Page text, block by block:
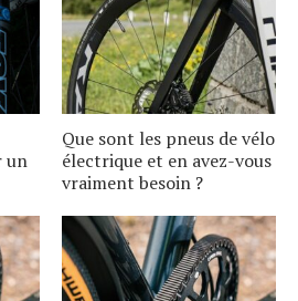
un
Que sont les pneus de vélo
électrique et en avez-vous
vraiment besoin ?